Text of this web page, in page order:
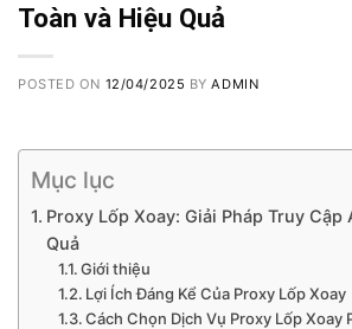
Toàn và Hiệu Quả
POSTED ON 12/04/2025 BYADMIN
Mục lục
Proxy Lốp Xoay: Giải Pháp Truy Cập
Quả
Giới thiệu
Lợi Ích Đáng Kể Của Proxy Lốp Xoay
Cách Chọn Dịch Vụ Proxy Lốp Xoay